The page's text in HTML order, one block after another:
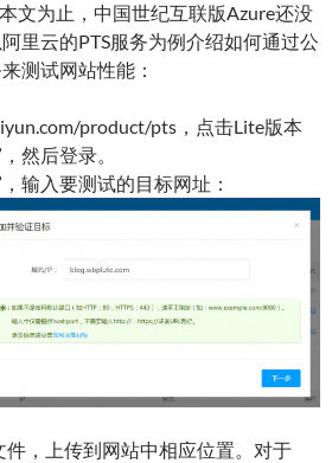
文为止，中国世纪互联版Azure还没
里云的PTS服务为例介绍如何通过公
测试网站性能：
product/pts，点击Lite版本
然后登录。
输入要测试的目标网址：
，上传到网站中相应位置。对于